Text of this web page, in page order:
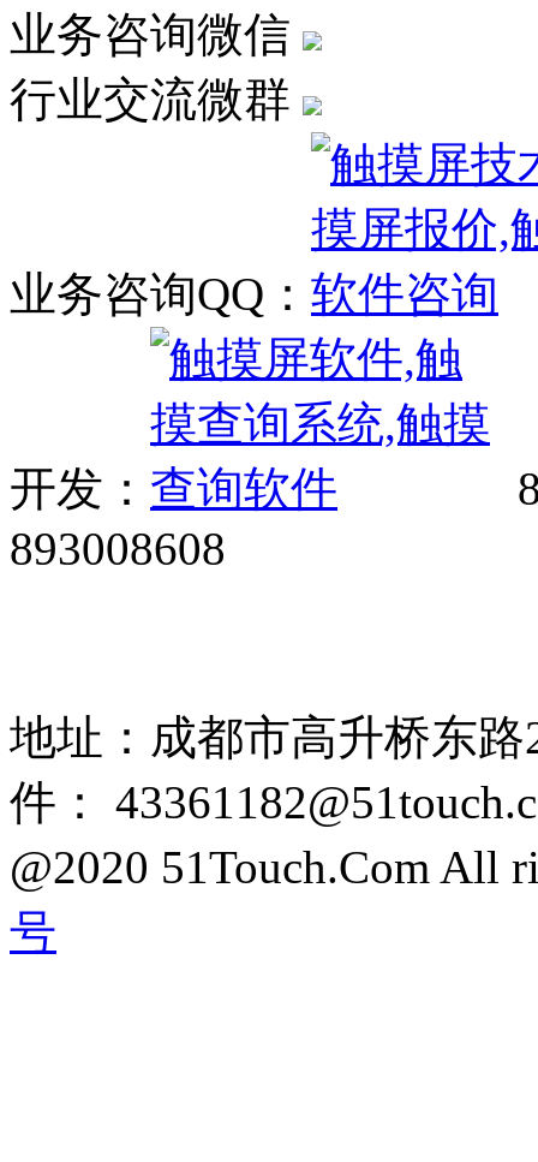
业务咨询微信
行业交流微群
业务咨询QQ：
开发：
893008608
地址：成都市高升桥东
件：
@2020 51Touch.Com All
号